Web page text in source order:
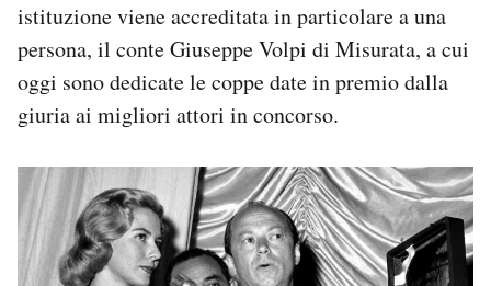
istituzione viene accreditata in particolare a una
persona, il conte Giuseppe Volpi di Misurata, a cui
oggi sono dedicate le coppe date in premio dalla
giuria ai migliori attori in concorso.